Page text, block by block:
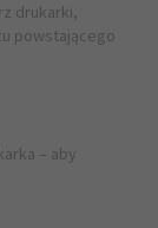
drukarki,
powstającego
– aby